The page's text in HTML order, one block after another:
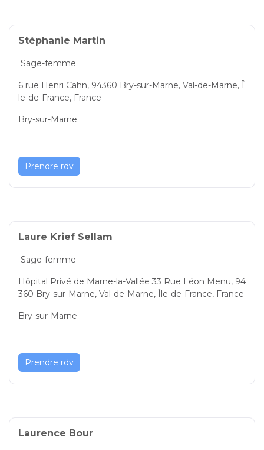
Stéphanie Martin
Sage-femme
6 rue Henri Cahn, 94360 Bry-sur-Marne, Val-de-Marne, Î
le-de-France, France
Bry-sur-Marne
Prendre rdv
Laure Krief Sellam
Sage-femme
Hôpital Privé de Marne-la-Vallée 33 Rue Léon Menu, 94
360 Bry-sur-Marne, Val-de-Marne, Île-de-France, France
Bry-sur-Marne
Prendre rdv
Laurence Bour